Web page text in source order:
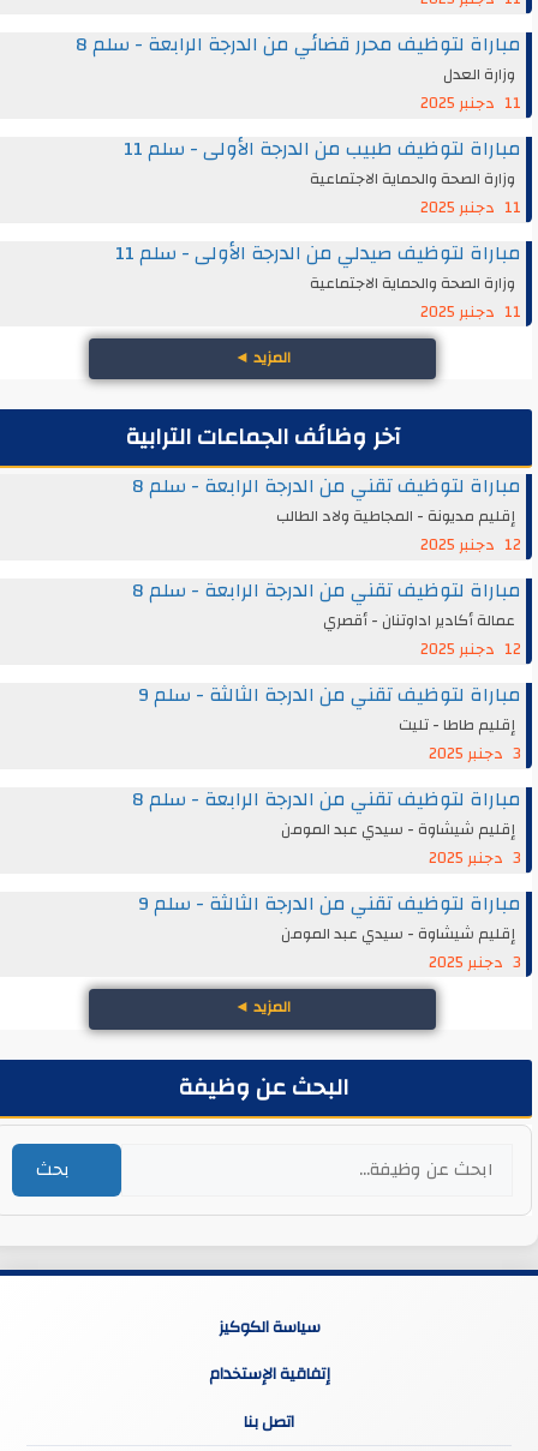
مباراة لتوظيف محرر قضائي من الدرجة الرابعة - سلم 8
وزارة العدل
11 دجنبر 2025
مباراة لتوظيف طبيب من الدرجة الأولى - سلم 11
وزارة الصحة والحماية الاجتماعية
11 دجنبر 2025
مباراة لتوظيف صيدلي من الدرجة الأولى - سلم 11
وزارة الصحة والحماية الاجتماعية
11 دجنبر 2025
المزيد◄
آخر وظائف الجماعات الترابية
مباراة لتوظيف تقني من الدرجة الرابعة - سلم 8
إقليم مديونة - المجاطية ولاد الطالب
12 دجنبر 2025
مباراة لتوظيف تقني من الدرجة الرابعة - سلم 8
عمالة أكادير اداوتنان - أقصري
12 دجنبر 2025
مباراة لتوظيف تقني من الدرجة الثالثة - سلم 9
إقليم طاطا - تليت
مباراة لتوظيف تقني من الدرجة الرابعة - سلم 8
إقليم شيشاوة - سيدي عبد المومن
مباراة لتوظيف تقني من الدرجة الثالثة - سلم 9
إقليم شيشاوة - سيدي عبد المومن
المزيد◄
البحث عن وظيفة
بحث
سياسة الكوكيز
إتفاقية الإستخدام
اتصل بنا